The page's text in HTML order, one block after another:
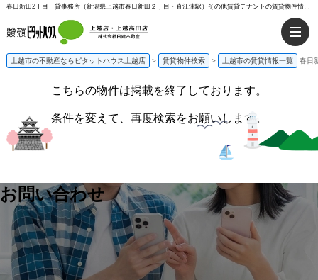
春日新田2丁目 貸事務所（新潟県上越市春日新田２丁目・直江津駅）その他賃貸テナントの賃貸物件情報%% | ピタットハウス上越店
上越市の不動産ならピタットハウス上越店 > 賃貸物件検索 > 上越市の賃貸情報一覧 春日
こちらの物件は掲載を終了しております。
条件を変えて、再度検索をお願いします。
お問い合わせ